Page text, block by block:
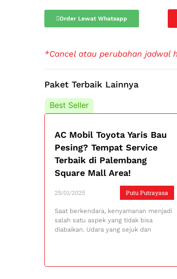
Order Lewat Whatsapp
*Cancel atau perubahan jadwal
Paket Terbaik Lainnya
Best Seller
AC Mobil Toyota Yaris Bau
Pesing? Tempat Service
Terbaik di Palembang
Square Mall Area!
Putu Putrayasa
25/01/2025
Saat berkendara, kenyamanan menjadi
salah satu aspek yang tidak bisa
diabaikan. Udara yang sejuk dan